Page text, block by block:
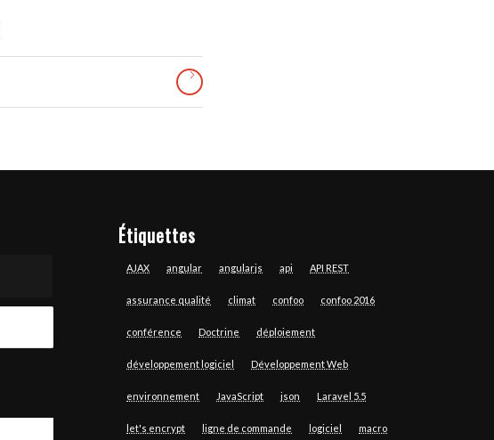
Étiquettes
AJAX angular angularjs api API REST
assurance qualité climat confoo confoo 2016
conférence Doctrine déploiement
développement logiciel Développement Web
environnement JavaScript json Laravel 5.5
let's encrypt ligne de commande logiciel macro